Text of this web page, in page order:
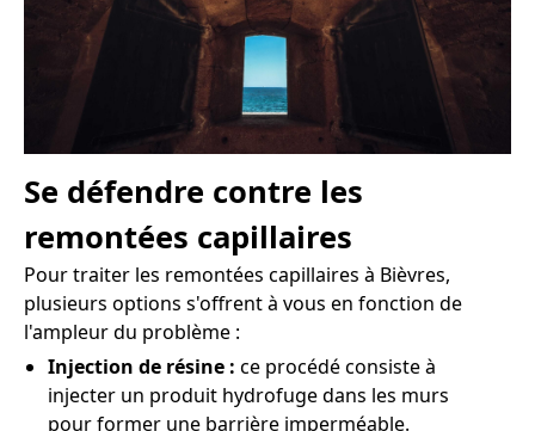
Se défendre contre les
remontées capillaires
Pour traiter les remontées capillaires à Bièvres,
plusieurs options s'offrent à vous en fonction de
l'ampleur du problème :
Injection de résine : ce procédé consiste à
injecter un produit hydrofuge dans les murs
pour former une barrière imperméable.